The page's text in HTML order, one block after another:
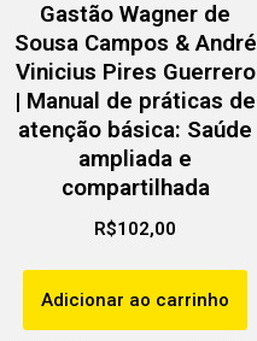
Gastão Wagner de
Sousa Campos & André
Vinicius Pires Guerrero
| Manual de práticas de
atenção básica: Saúde
ampliada e
compartilhada
R$102,00
Adicionar ao carrinho